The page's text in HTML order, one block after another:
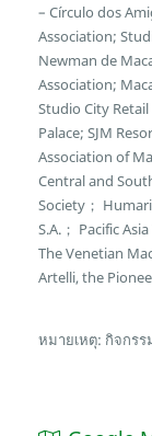
– Círculo dos
Association;
Newman de
Association;
Studio City
Palace; SJM
Association of
Central and
Society；
S.A.； Pacific
The Venetian
Artelli, the
หมายเหตุ: กิจกรร